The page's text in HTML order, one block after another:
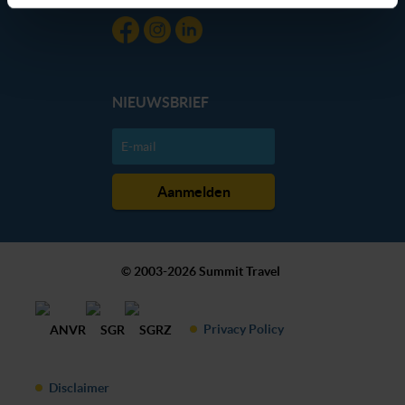
dan hieronder jouw voorkeuren aan. Goed om te weten:
je kunt jouw voorkeuren altijd aanpassen. Klik daarvoor
cookie aangeven of je die wel of niet wilt toestaan.
We werken samen met
NIEUWSBRIEF
© 2003-2026 Summit Travel
Privacy Policy
Disclaimer